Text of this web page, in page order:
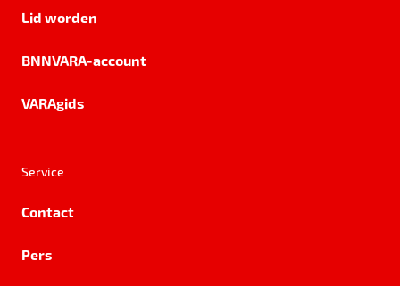
Lid worden
BNNVARA-account
VARAgids
Service
Contact
Pers